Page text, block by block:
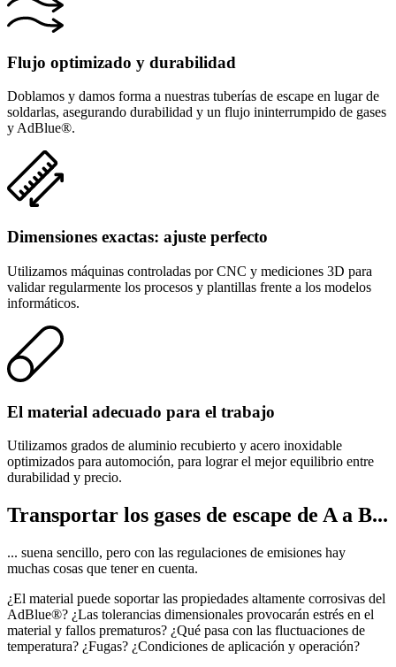
Flujo optimizado y durabilidad
Doblamos y damos forma a nuestras tuberías de escape en lugar de
soldarlas, asegurando durabilidad y un flujo ininterrumpido de gases
y AdBlue®.
Dimensiones exactas: ajuste perfecto
Utilizamos máquinas controladas por CNC y mediciones 3D para
validar regularmente los procesos y plantillas frente a los modelos
informáticos.
El material adecuado para el trabajo
Utilizamos grados de aluminio recubierto y acero inoxidable
optimizados para automoción, para lograr el mejor equilibrio entre
durabilidad y precio.
Transportar los gases de escape de A a B...
... suena sencillo, pero con las regulaciones de emisiones hay
muchas cosas que tener en cuenta.
¿El material puede soportar las propiedades altamente corrosivas del
AdBlue®? ¿Las tolerancias dimensionales provocarán estrés en el
material y fallos prematuros? ¿Qué pasa con las fluctuaciones de
temperatura? ¿Fugas? ¿Condiciones de aplicación y operación?